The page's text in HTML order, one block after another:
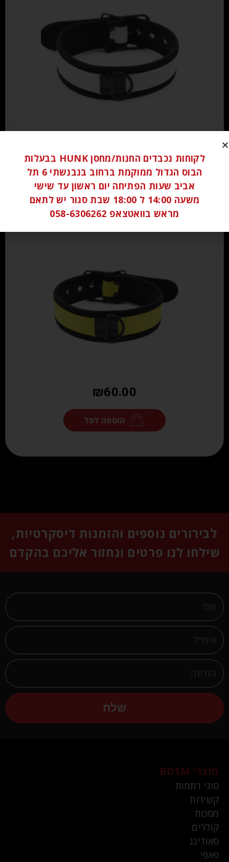
הוספה לסל
₪60.00
הוספה לסל
לבירורים נוספים והזמנות דיסקרטיות,
שילחו לנו פרטים ונחזור אליכם בהקדם
שלח
מוצרי BDSM
סוגי רתמות
קשירות
מסכות
קולרים
סאודינג
פאפי
לקוחות נכבדים החנות/מחסן HUNK בבעלות
הבוס הגדול ממוקמת ברחוב בנבנשתי 6 תל
אביב שעות הפתיחה יום ראשון עד שישי
משעה 14:00 ל 18:00 שבת סגור יש לתאם
מראש בוואטצאפ 058-6306262